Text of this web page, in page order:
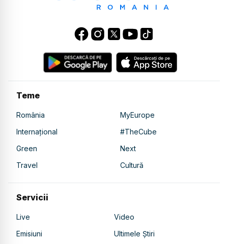
Teme
România
MyEurope
Internațional
#TheCube
Green
Next
Travel
Cultură
Servicii
Live
Video
Emisiuni
Ultimele Știri